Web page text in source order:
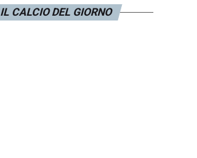
IL CALCIO DEL GIORNO